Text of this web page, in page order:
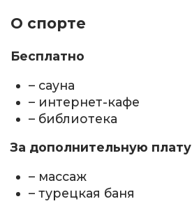
О спорте
Бесплатно
– сауна
– интернет-кафе
– библиотека
За дополнительную плату
– массаж
– турецкая баня